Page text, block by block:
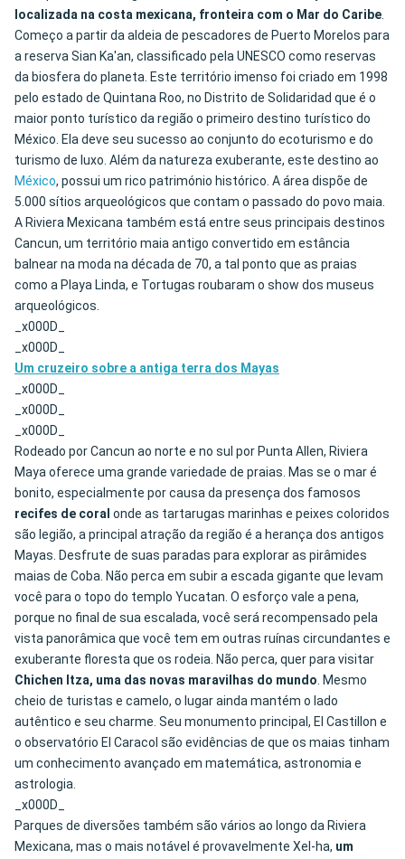
localizada na costa mexicana, fronteira com o Mar do Caribe.
Começo a partir da aldeia de pescadores de Puerto Morelos para
a reserva Sian Ka'an, classificado pela UNESCO como reservas
da biosfera do planeta. Este território imenso foi criado em 1998
pelo estado de Quintana Roo, no Distrito de Solidaridad que é o
maior ponto turístico da região o primeiro destino turístico do
México. Ela deve seu sucesso ao conjunto do ecoturismo e do
turismo de luxo. Além da natureza exuberante, este destino ao
México, possui um rico património histórico. A área dispõe de
5.000 sítios arqueológicos que contam o passado do povo maia.
A Riviera Mexicana também está entre seus principais destinos
Cancun, um território maia antigo convertido em estância
balnear na moda na década de 70, a tal ponto que as praias
como a Playa Linda, e Tortugas roubaram o show dos museus
arqueológicos.
_x000D_
_x000D_
Um cruzeiro sobre a antiga terra dos Mayas
_x000D_
_x000D_
_x000D_
Rodeado por Cancun ao norte e no sul por Punta Allen, Riviera
Maya oferece uma grande variedade de praias. Mas se o mar é
bonito, especialmente por causa da presença dos famosos
recifes de coral onde as tartarugas marinhas e peixes coloridos
são legião, a principal atração da região é a herança dos antigos
Mayas. Desfrute de suas paradas para explorar as pirâmides
maias de Coba. Não perca em subir a escada gigante que levam
você para o topo do templo Yucatan. O esforço vale a pena,
porque no final de sua escalada, você será recompensado pela
vista panorâmica que você tem em outras ruínas circundantes e
exuberante floresta que os rodeia. Não perca, quer para visitar
Chichen Itza, uma das novas maravilhas do mundo. Mesmo
cheio de turistas e camelo, o lugar ainda mantém o lado
autêntico e seu charme. Seu monumento principal, El Castillon e
o observatório El Caracol são evidências de que os maias tinham
um conhecimento avançado em matemática, astronomia e
astrologia.
_x000D_
Parques de diversões também são vários ao longo da Riviera
Mexicana, mas o mais notável é provavelmente Xel-ha, um